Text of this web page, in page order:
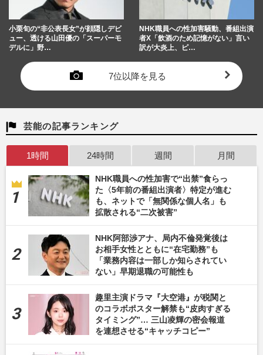
小栗旬の“非公表長女”が顔隠しデビ
ュー、透ける山田優の「スーパーモ
デルに」野…
NHK職員への性加害騒動、番組出演
者X「飲酒のため記憶がない」言い
訳が大炎上、ピ…
7位以降を見る
芸能の記事ランキング
1時間 24時間 週間 月間
NHK職員への性加害で“出禁”食らっ
た〈5年前の番組出演者〉特定が進む
も、ネットで「無関係な個人名」も
拡散される“二次被害”
NHK阿部渉アナ、局内不倫発覚後は
お相手女性とともに“在宅勤務”も
「業務内容は一部しか知らされてい
ない」早期退職の可能性も
趣里主演ドラマ『大空港』が税関と
のコラボポスター解禁も“皮肉すぎる
タイミング”… 三山凌輝の密会報道
を連想させる“キャッチコピー”